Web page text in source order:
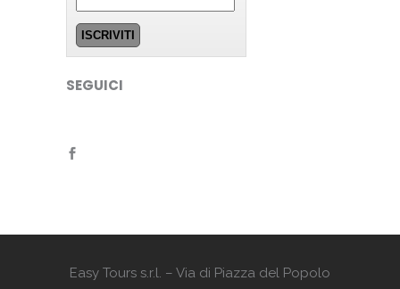
SEGUICI
Easy Tours s.r.l. – Via di Piazza del Popolo